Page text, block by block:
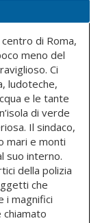
di Roma,
meno del
Ci
ludoteche,
e le tante
di verde
Il sindaco,
mari e monti
suo interno.
della polizia
che
i magnifici
chiamato